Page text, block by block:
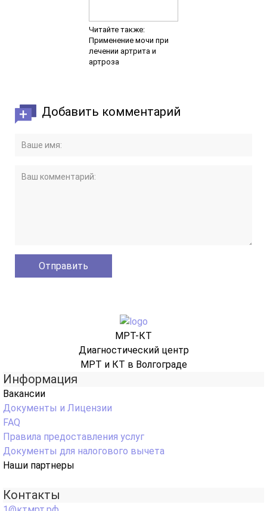
Читайте также:
Применение мочи при
лечении артрита и
артроза
Добавить комментарий
МРТ-КТ
Диагностический центр
МРТ и КТ в Волгограде
Информация
Вакансии
Документы и Лицензии
FAQ
Правила предоставления услуг
Документы для налогового вычета
Наши партнеры
Контакты